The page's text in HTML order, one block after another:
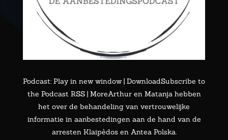
Podcast: Play in new window | DownloadSubscribe to
the Podcast RSS | MoreArthur en Matanja hebben
het over de behandeling van vertrouwelijke
informatie in aanbestedingen aan de hand van de
arresten Klaipèdos en Antea Polska.